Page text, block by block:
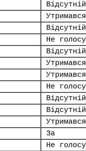
Відсутній
Утримався
Відсутній
Не
Відсутній
Утримався
Утримався
Не
Відсутній
Відсутній
Утримався
За
Не